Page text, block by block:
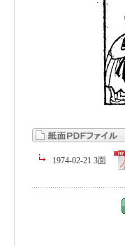
1974-02-21 3面